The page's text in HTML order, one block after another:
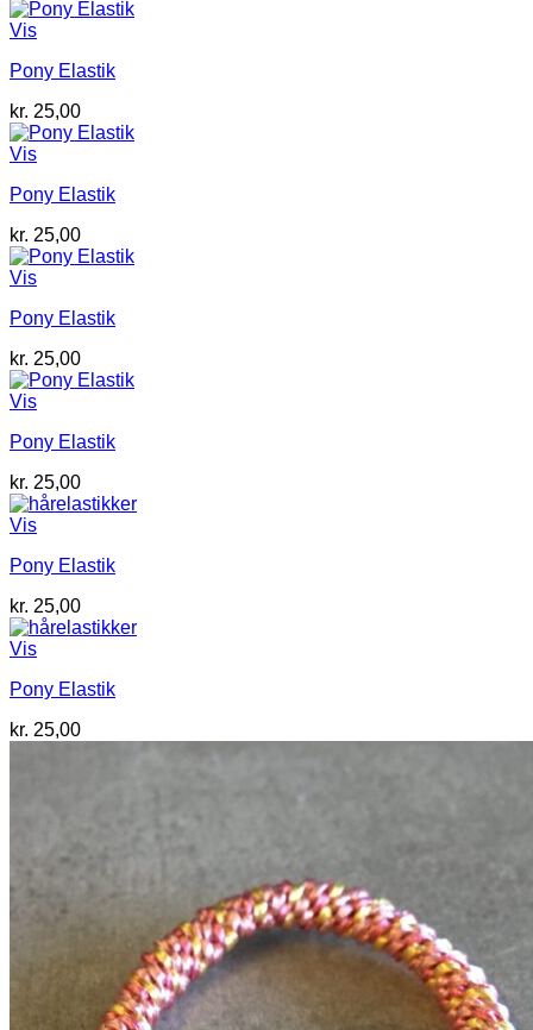
Vis
Pony Elastik
kr. 25,00
Vis
Pony Elastik
kr. 25,00
Vis
Pony Elastik
kr. 25,00
Vis
Pony Elastik
kr. 25,00
Vis
Pony Elastik
kr. 25,00
Vis
Pony Elastik
kr. 25,00